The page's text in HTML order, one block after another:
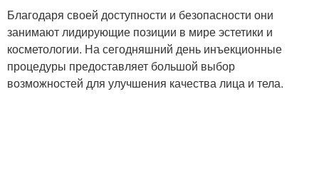
Благодаря своей доступности и безопасности они
занимают лидирующие позиции в мире эстетики и
косметологии. На сегодняшний день инъекционные
процедуры предоставляет большой выбор
возможностей для улучшения качества лица и тела.